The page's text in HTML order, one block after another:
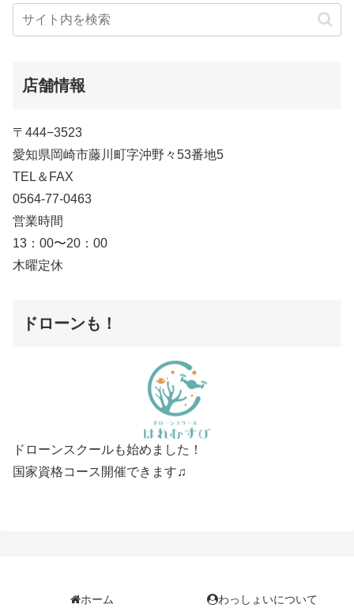
店舗情報
〒444−3523
愛知県岡崎市藤川町字沖野々53番地5
TEL＆FAX
0564-77-0463
営業時間
13：00〜20：00
木曜定休
ドローンも！
ドローンスクールも始めました！
国家資格コース開催できます♫
ホーム わっしょいについて